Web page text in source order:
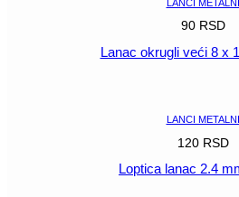
LANCI METALNI
90 RSD
Lanac okrugli veći 8 x
LANCI METALNI
120 RSD
Loptica lanac 2.4